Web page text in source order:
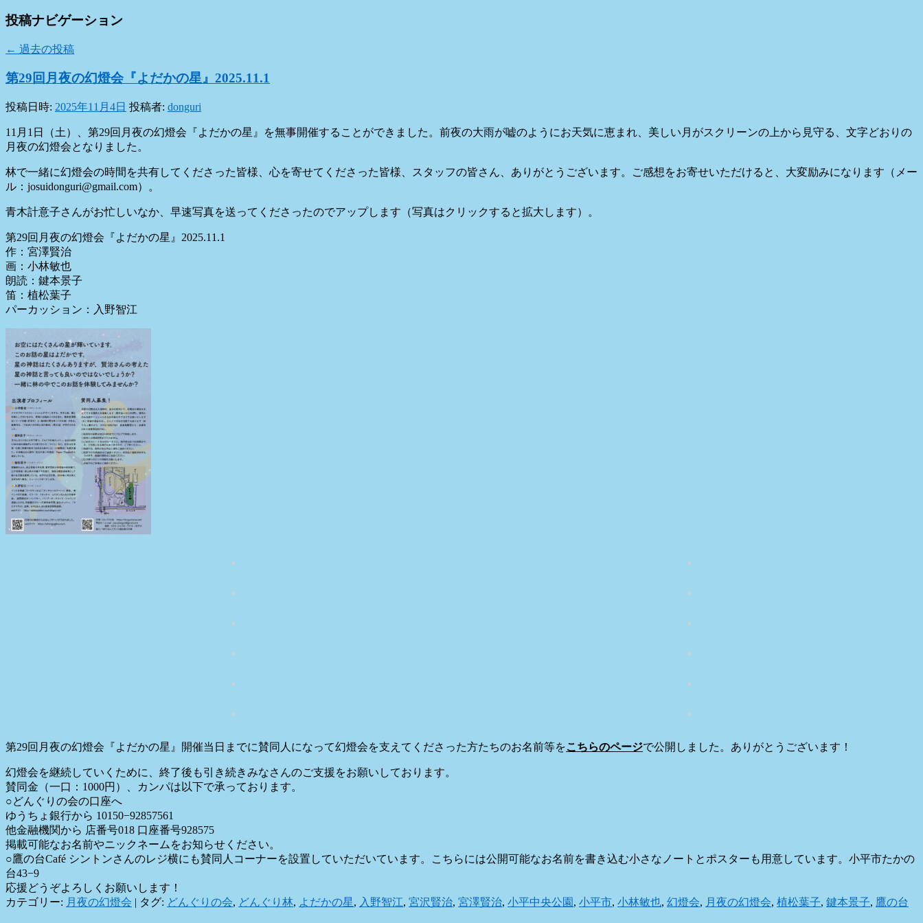
投稿ナビゲーション
← 過去の投稿
第29回月夜の幻燈会『よだかの星』2025.11.1
投稿日時: 2025年11月4日 投稿者: donguri
11月1日（土）、第29回月夜の幻燈会『よだかの星』を無事開催することができました。前夜の大雨が嘘のようにお天気に恵まれ、美しい月がスクリーンの上から見守る、文字どおりの
月夜の幻燈会となりました。
林で一緒に幻燈会の時間を共有してくださった皆様、心を寄せてくださった皆様、スタッフの皆さん、ありがとうございます。ご感想をお寄せいただけると、大変励みになります（メー
ル：josuidonguri@gmail.com）。
青木計意子さんがお忙しいなか、早速写真を送ってくださったのでアップします（写真はクリックすると拡大します）。
第29回月夜の幻燈会『よだかの星』2025.11.1
作：宮澤賢治
画：小林敏也
朗読：鍵本景子
笛：植松葉子
パーカッション：入野智江
第29回月夜の幻燈会『よだかの星』開催当日までに賛同人になって幻燈会を支えてくださった方たちのお名前等をこちらのページで公開しました。ありがとうございます！
幻燈会を継続していくために、終了後も引き続きみなさんのご支援をお願いしております。
賛同金（一口：1000円）、カンパは以下で承っております。
○どんぐりの会の口座へ
ゆうちょ銀行から 10150−92857561
他金融機関から 店番号018 口座番号928575
掲載可能なお名前やニックネームをお知らせください。
○鷹の台Café シントンさんのレジ横にも賛同人コーナーを設置していただいています。こちらには公開可能なお名前を書き込む小さなノートとポスターも用意しています。小平市たかの
台43−9
応援どうぞよろしくお願いします！
カテゴリー: 月夜の幻燈会 | タグ: どんぐりの会, どんぐり林, よだかの星, 入野智江, 宮沢賢治, 宮澤賢治, 小平中央公園 , 小平市, 小林敏也, 幻燈会, 月夜の幻燈会, 植松葉子, 鍵本景子, 鷹の台